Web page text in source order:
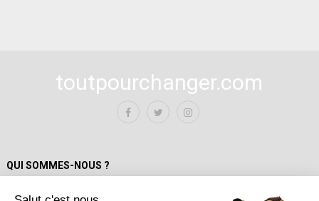
toutpourchanger.com
QUI SOMMES-NOUS ?